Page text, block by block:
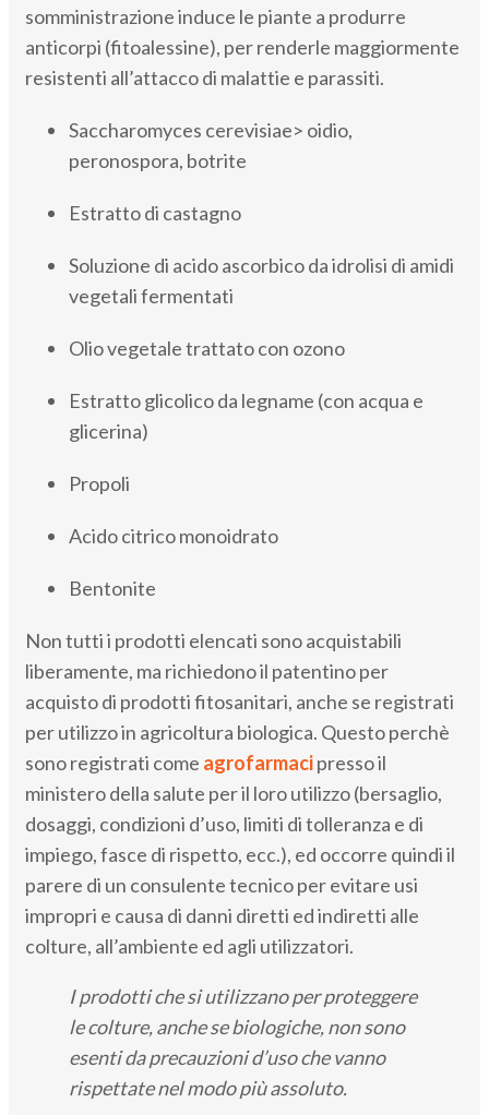
somministrazione induce le piante a produrre
anticorpi (fitoalessine), per renderle maggiormente
resistenti all’attacco di malattie e parassiti.
Saccharomyces cerevisiae> oidio,
peronospora, botrite
Estratto di castagno
Soluzione di acido ascorbico da idrolisi di amidi
vegetali fermentati
Olio vegetale trattato con ozono
Estratto glicolico da legname (con acqua e
glicerina)
Propoli
Acido citrico monoidrato
Bentonite
Non tutti i prodotti elencati sono acquistabili
liberamente, ma richiedono il patentino per
acquisto di prodotti fitosanitari, anche se registrati
per utilizzo in agricoltura biologica. Questo perchè
sono registrati come agrofarmacipresso il
ministero della salute per il loro utilizzo (bersaglio,
dosaggi, condizioni d’uso, limiti di tolleranza e di
impiego, fasce di rispetto, ecc.), ed occorre quindi il
parere di un consulente tecnico per evitare usi
impropri e causa di danni diretti ed indiretti alle
colture, all’ambiente ed agli utilizzatori.
I prodotti che si utilizzano per proteggere
le colture, anche se biologiche, non sono
esenti da precauzioni d’uso che vanno
rispettate nel modo più assoluto.